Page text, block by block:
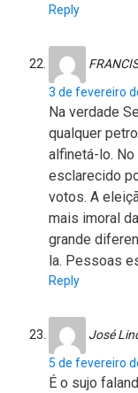
Reply
3 de fevereiro
Na verdade
qualquer
alfinetá-lo.
esclarecido
votos. A
mais imoral
grande
la. Pessoas
Reply
José
5 de fevereiro
É o sujo